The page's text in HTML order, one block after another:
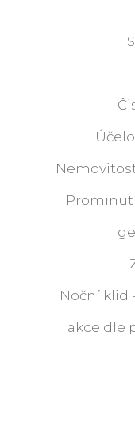
Noční klid
akce dle